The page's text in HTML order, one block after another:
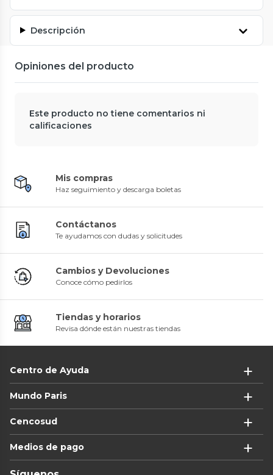
Descripción
Opiniones del producto
Este producto no tiene comentarios ni
calificaciones
Mis compras
Haz seguimiento y descarga boletas
Contáctanos
Te ayudamos con dudas y solicitudes
Cambios y Devoluciones
Conoce cómo pedirlos
Tiendas y horarios
Revisa dónde están nuestras tiendas
Centro de Ayuda
Mundo Paris
Cencosud
Medios de pago